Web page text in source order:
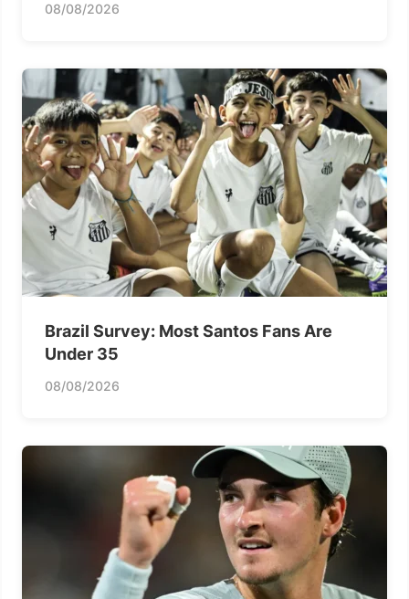
08/08/2026
Brazil Survey: Most Santos Fans Are
Under 35
08/08/2026